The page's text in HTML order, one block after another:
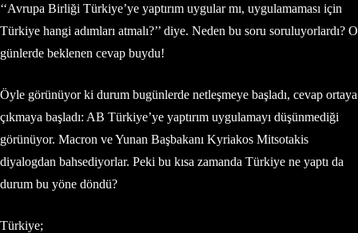
‘‘Avrupa Birliği Türkiye’ye yaptırım uygular mı, uygulamaması için
Türkiye hangi adımları atmalı?’’ diye. Neden bu soru soruluyorlardı? O
günlerde beklenen cevap buydu!
Öyle görünüyor ki durum bugünlerde netleşmeye başladı, cevap ortaya
çıkmaya başladı: AB Türkiye’ye yaptırım uygulamayı düşünmediği
görünüyor. Macron ve Yunan Başbakanı Kyriakos Mitsotakis
diyalogdan bahsediyorlar. Peki bu kısa zamanda Türkiye ne yaptı da
durum bu yöne döndü?
Türkiye;